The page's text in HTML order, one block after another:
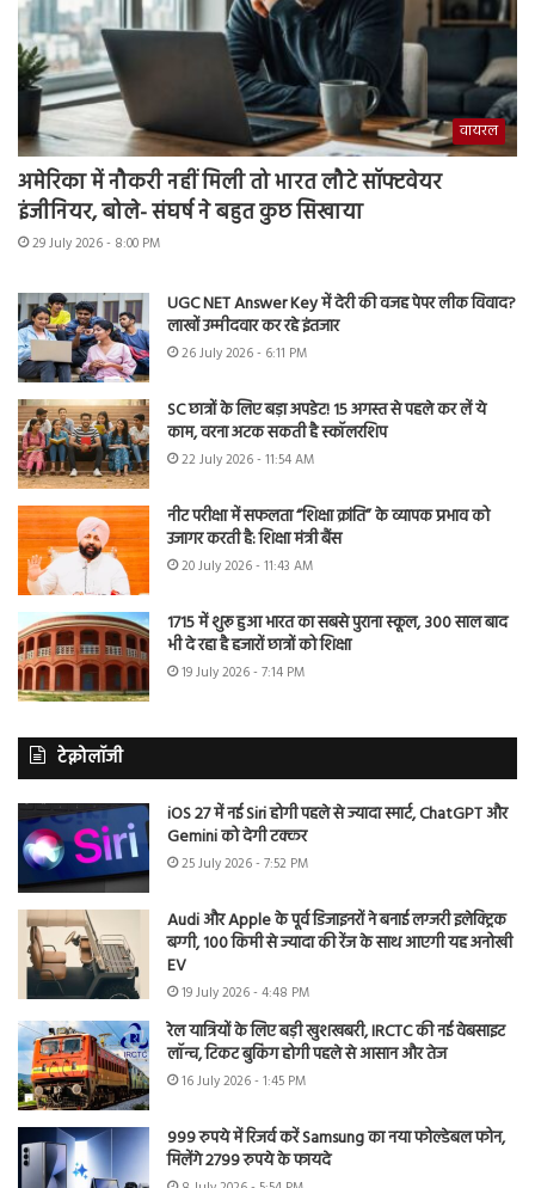
वायरल
अमेरिका में नौकरी नहीं मिली तो भारत लौटे सॉफ्टवेयर
इंजीनियर, बोले- संघर्ष ने बहुत कुछ सिखाया
29 July 2026 - 8:00 PM
UGC NET Answer Key में देरी की वजह पेपर लीक विवाद?
लाखों उम्मीदवार कर रहे इंतजार
26 July 2026 - 6:11 PM
SC छात्रों के लिए बड़ा अपडेट! 15 अगस्त से पहले कर लें ये
काम, वरना अटक सकती है स्कॉलरशिप
22 July 2026 - 11:54 AM
नीट परीक्षा में सफलता “शिक्षा क्रांति” के व्यापक प्रभाव को
उजागर करती है: शिक्षा मंत्री बैंस
20 July 2026 - 11:43 AM
1715 में शुरू हुआ भारत का सबसे पुराना स्कूल, 300 साल बाद
भी दे रहा है हजारों छात्रों को शिक्षा
19 July 2026 - 7:14 PM
टेक्नोलॉजी
iOS 27 में नई Siri होगी पहले से ज्यादा स्मार्ट, ChatGPT और
Gemini को देगी टक्कर
25 July 2026 - 7:52 PM
Audi और Apple के पूर्व डिजाइनरों ने बनाई लग्जरी इलेक्ट्रिक
बग्गी, 100 किमी से ज्यादा की रेंज के साथ आएगी यह अनोखी
EV
19 July 2026 - 4:48 PM
रेल यात्रियों के लिए बड़ी खुशखबरी, IRCTC की नई वेबसाइट
लॉन्च, टिकट बुकिंग होगी पहले से आसान और तेज
16 July 2026 - 1:45 PM
999 रुपये में रिजर्व करें Samsung का नया फोल्डेबल फोन,
मिलेंगे 2799 रुपये के फायदे